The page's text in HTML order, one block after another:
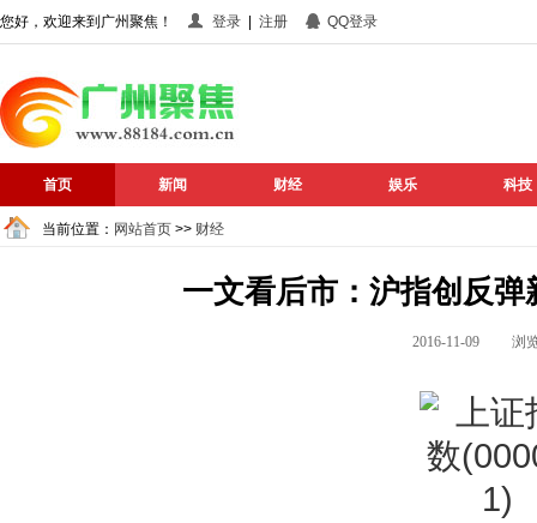
您好，欢迎来到广州聚焦！ 登录 注册 QQ登录
首页 新闻 财经 娱乐 科技
当前位置： 网站首页 >> 财经
一文看后市：沪指创反
2016-11-09 浏